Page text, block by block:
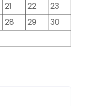
21 22
23
28 29
30